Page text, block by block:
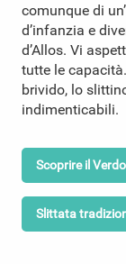
comunque di
d’infanzia e
d’Allos. Vi
tutte le
brivido, lo
indimenticabili.
Scoprire il
Slittata